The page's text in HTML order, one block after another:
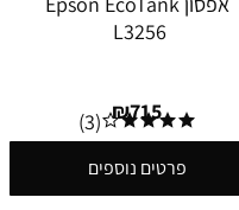
L3256
₪715
(3)
פרטים נוספים